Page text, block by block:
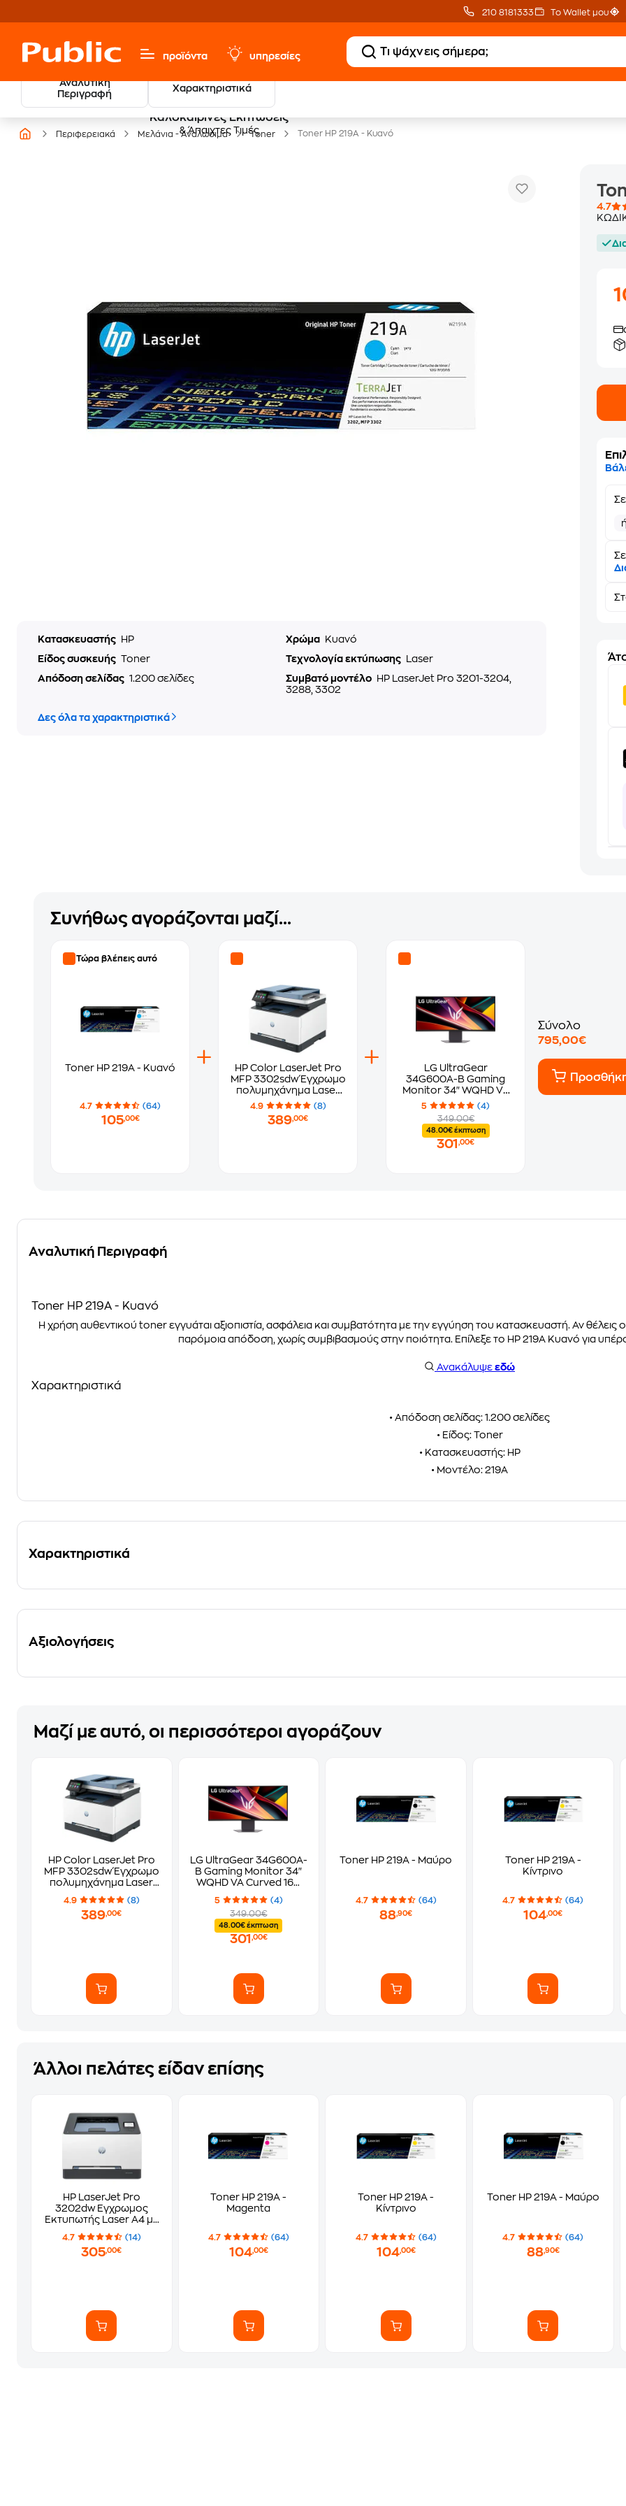
210 8181333 Το Wallet μου
προϊόντα υπηρεσίες
Αναλυτική
Περιγραφή
Χαρακτηριστικά
Καλοκαιρινές Εκπτώσεις
& Άπαιχτες Τιμές
Περιφερειακά Μελάνια - Αναλώσιμα Toner Toner HP 219A - Κυανό
Κατασκευαστής HP Χρώμα
Κυανό
Είδος συσκευής Toner Τεχνολογία εκτύπωσης
Laser
Απόδοση σελίδας 1.200 σελίδες Συμβατό μοντέλο
HP LaserJet Pro 3201-3204,
3288, 3302
Δες όλα τα χαρακτηριστικά
4.7
Συνήθως αγοράζονται μαζί...
Τώρα βλέπεις αυτό
Toner HP 219A - Κυανό
4.7 (64)
105,00€
HP Color LaserJet Pro
MFP 3302sdw Έγχρωμο
πολυμηχάνημα Laser
A4 με Wi-Fi (499Q6F)
4.9 (8)
389,00€
LG UltraGear
34G600A-B Gaming
Monitor 34" WQHD VA
Curved 160 Hz 1ms
5
(4)
349.00€
48.00€ έκπτωση
301 ,00€
Σύνολο
795,00€
Αναλυτική Περιγραφή
Toner HP 219A - Κυανό
Η χρήση αυθεντικού toner εγγυάται αξιοπιστία, ασφάλεια και συμβατότητα με την εγγύηση του κατασκευαστή. Αν
παρόμοια απόδοση, χωρίς συμβιβασμούς στην ποιότητα. Επίλεξε το HP 219A Κυανό για
Ανακάλυψε εδώ
Χαρακτηριστικά
• Απόδοση σελίδας: 1.200 σελίδες
• Είδος: Toner
• Κατασκευαστής: HP
• Μοντέλο: 219A
Χαρακτηριστικά
Αξιολογήσεις
Μαζί με αυτό, οι περισσότεροι αγοράζουν
HP Color LaserJet Pro
MFP 3302sdw Έγχρωμο
πολυμηχάνημα Laser
A4 με Wi-Fi (499Q6F)
4.9 (8)
389,00€
LG UltraGear 34G600A-
B Gaming Monitor 34"
WQHD VA Curved 160
Hz 1ms
5
(4)
349.00€
48.00€ έκπτωση
301 ,00€
Toner HP 219A - Μαύρο
4.7 (64)
88,90€
Toner HP 219A -
Κίντρινο
4.7 (64)
104,00€
Άλλοι πελάτες είδαν επίσης
HP LaserJet Pro
3202dw Εγχρωμος
Εκτυπωτής Laser Α4 με
WiFi (499R0F)
4.7 (14)
305,00€
Toner HP 219A -
Magenta
4.7 (64)
104,00€
Toner HP 219A -
Κίντρινο
4.7 (64)
104,00€
Toner HP 219A - Μαύρο
4.7 (64)
88,90€